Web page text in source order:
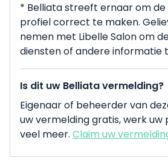
* Belliata streeft ernaar om
profiel correct te maken.
nemen met Libelle Salon om
diensten of andere informatie
Is dit uw Belliata vermelding?
Eigenaar of beheerder van
uw vermelding gratis, werk uw
veel meer. Claim uw